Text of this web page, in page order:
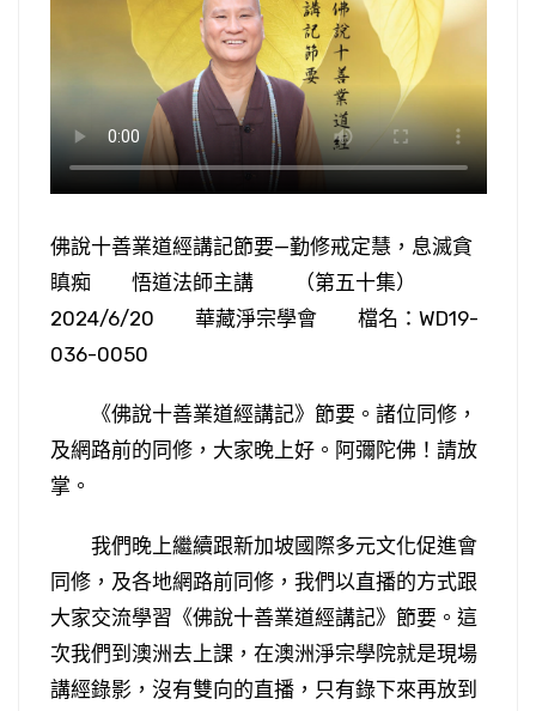
佛說十善業道經講記節要—勤修戒定慧，息滅貪
瞋痴 悟道法師主講 （第五十集）
2024/6/20 華藏淨宗學會 檔名：WD19-
036-0050
《佛說十善業道經講記》節要。諸位同修，
及網路前的同修，大家晚上好。阿彌陀佛！請放
掌。
我們晚上繼續跟新加坡國際多元文化促進會
同修，及各地網路前同修，我們以直播的方式跟
大家交流學習《佛說十善業道經講記》節要。這
次我們到澳洲去上課，在澳洲淨宗學院就是現場
講經錄影，沒有雙向的直播，只有錄下來再放到